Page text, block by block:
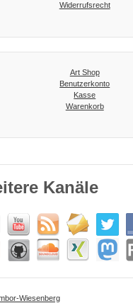
Widerrufsrecht
Art Shop
Benutzerkonto
Kasse
Warenkorb
Kanäle
Wiesenberg